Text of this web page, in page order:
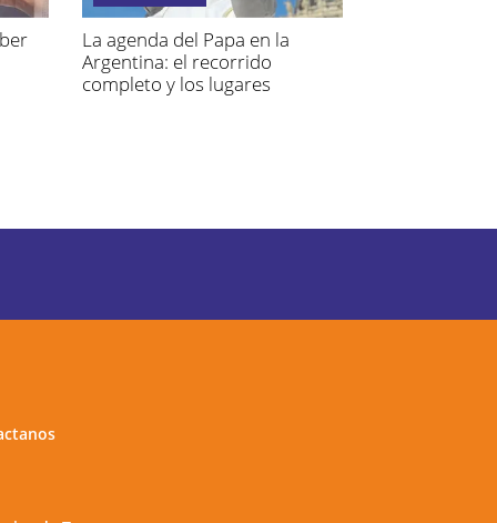
La agenda del Papa en la
Argentina: el recorrido
completo y los lugares